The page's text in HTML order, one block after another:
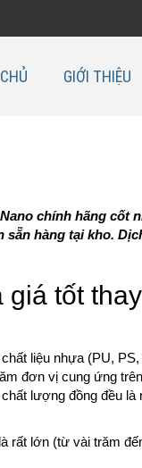
GIỚI THIỆU
chính hãng cốt
sẵn hàng tại kho.
giá tốt
liệu nhựa (PU,
đơn vị cung ứng
lượng đồng đều là
rất lớn (từ vài trăm